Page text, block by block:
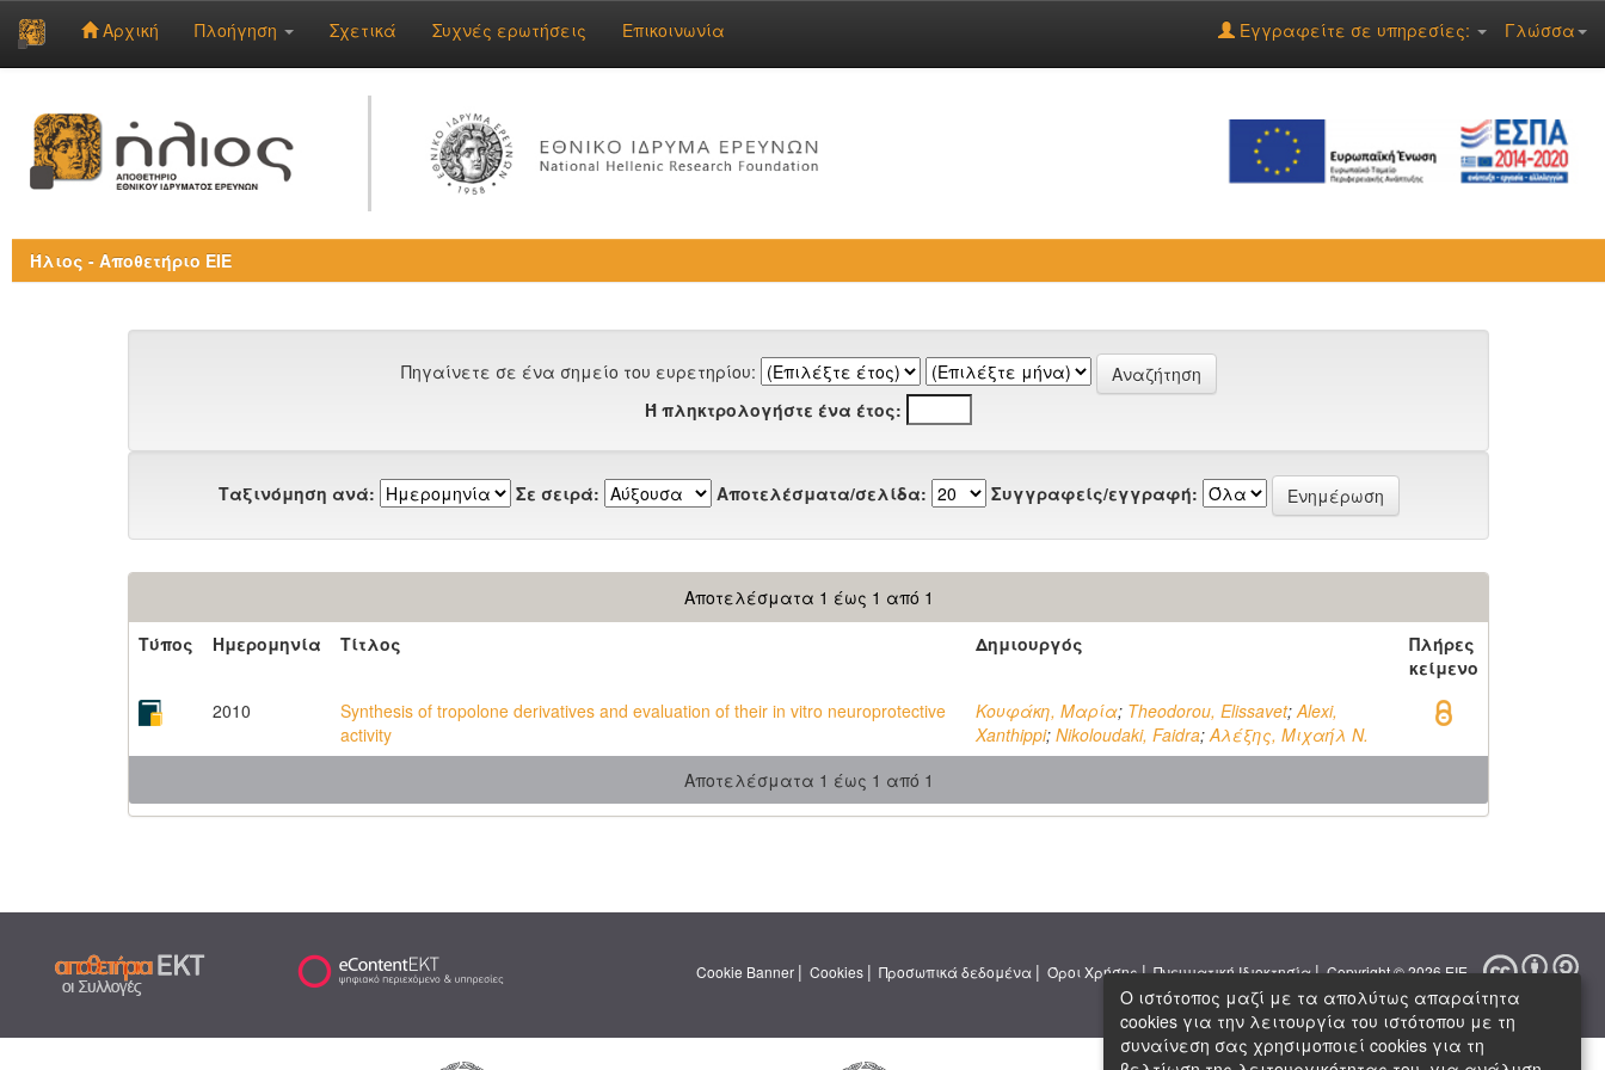
navigation
Αρχική Πλοήγηση Σχετικά Συχνές ερωτήσεις Επικοινωνία Γλώσσα
Εγγραφείτε σε υπηρεσίες:
Ήλιος - Αποθετήριο ΕΙΕ
Πηγαίνετε σε ένα σημείο του ευρετηρίου:
Ή πληκτρολογήστε ένα έτος:
Ταξινόμηση ανά: Σε σειρά: Αποτελέσματα/σελίδα: Συγγραφείς/εγγραφή:
Αποτελέσματα 1 έως 1 από 1
Τύπος
Ημερομηνία Τίτλος Δημιουργός
Πλήρες
κείμενο
2010
Synthesis of tropolone derivatives and evaluation of their in vitro neuroprotective
activity
Κουφάκη, Μαρία; Theodorou, Elissavet;Alexi,
Xanthippi; Nikoloudaki, Faidra;Αλέξης, Μιχαήλ Ν.
Αποτελέσματα 1 έως 1 από 1
Cookie Banner | Cookies | Προσωπικά δεδομένα | Όροι Χρήσης| Πνευματική Ιδιοκτησία| Copyright © 2026 ΕΙΕ
Ο ιστότοπος μαζί με τα απολύτως απαραίτητα
cookies για την λειτουργία του ιστότοπου με τη
συναίνεση σας χρησιμοποιεί cookies για τη